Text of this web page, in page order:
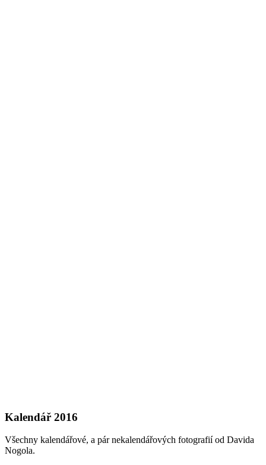
Kalendář 2016
Všechny kalendářové, a pár nekalendářových fotografií od Davida
Nogola.